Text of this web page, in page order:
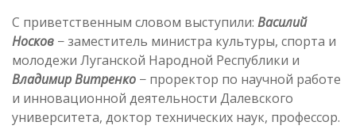
С приветственным словом выступили: Василий
Носков − заместитель министра культуры, спорта и
молодежи Луганской Народной Республики и
Владимир Витренко − проректор по научной работе
и инновационной деятельности Далевского
университета, доктор технических наук, профессор.